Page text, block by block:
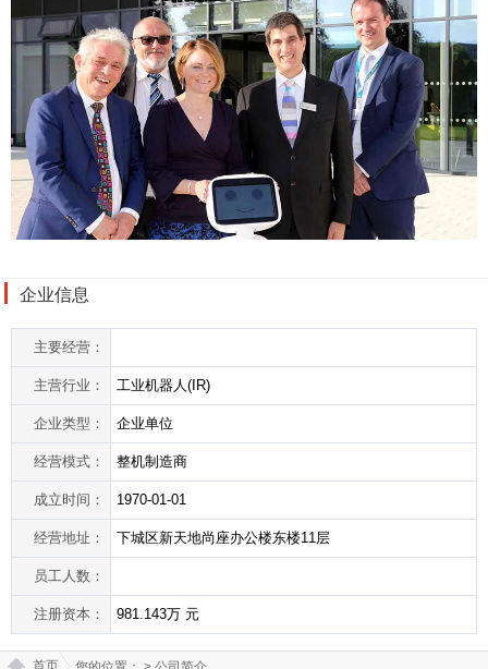
企业信息
主要经营：
主营行业： 工业机器人(IR)
企业类型： 企业单位
经营模式： 整机制造商
成立时间： 1970-01-01
经营地址： 下城区新天地尚座办公楼东楼11层
员工人数：
注册资本： 981.143万 元